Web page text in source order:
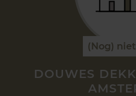
(Nog)
DOUWES